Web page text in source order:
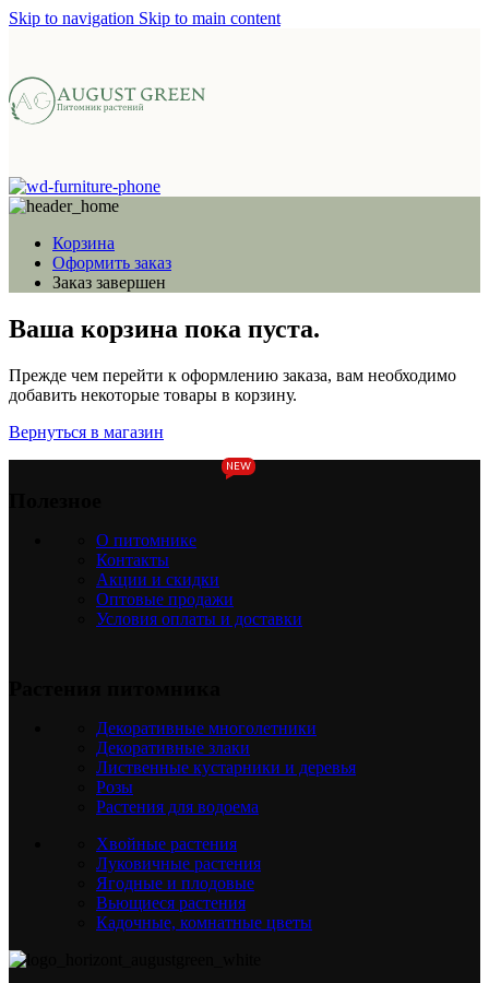
Skip to navigation Skip to main content
Корзина
Оформить заказ
Заказ завершен
Ваша корзина пока пуста.
Прежде чем перейти к оформлению заказа, вам необходимо
добавить некоторые товары в корзину.
Вернуться в магазин
О питомнике
Контакты
Акции и скидки
Оптовые продажи
Условия оплаты и доставки
Декоративные многолетники
Декоративные злаки
Лиственные кустарники и деревья
Розы
Растения для водоема
Хвойные растения
Луковичные растения
Ягодные и плодовые
Вьющиеся растения
Кадочные, комнатные цветы
NEW